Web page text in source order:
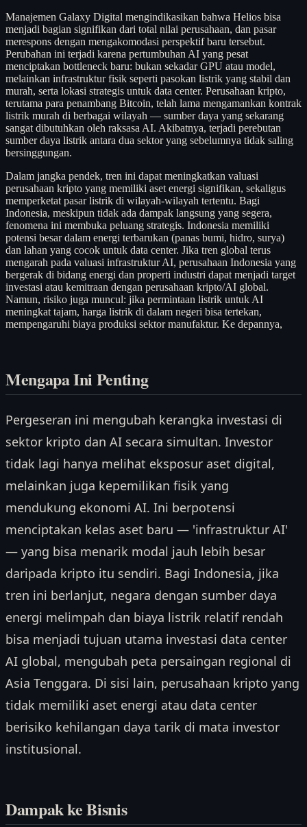
Manajemen Galaxy Digital mengindikasikan bahwa Helios bisa
menjadi bagian signifikan dari total nilai perusahaan, dan pasar
merespons dengan mengakomodasi perspektif baru tersebut.
Perubahan ini terjadi karena pertumbuhan AI yang pesat
menciptakan bottleneck baru: bukan sekadar GPU atau model,
melainkan infrastruktur fisik seperti pasokan listrik yang stabil dan
murah, serta lokasi strategis untuk data center. Perusahaan kripto,
terutama para penambang Bitcoin, telah lama mengamankan kontrak
listrik murah di berbagai wilayah — sumber daya yang sekarang
sangat dibutuhkan oleh raksasa AI. Akibatnya, terjadi perebutan
sumber daya listrik antara dua sektor yang sebelumnya tidak saling
bersinggungan.
Dalam jangka pendek, tren ini dapat meningkatkan valuasi
perusahaan kripto yang memiliki aset energi signifikan, sekaligus
memperketat pasar listrik di wilayah-wilayah tertentu. Bagi
Indonesia, meskipun tidak ada dampak langsung yang segera,
fenomena ini membuka peluang strategis. Indonesia memiliki
potensi besar dalam energi terbarukan (panas bumi, hidro, surya)
dan lahan yang cocok untuk data center. Jika tren global terus
mengarah pada valuasi infrastruktur AI, perusahaan Indonesia yang
bergerak di bidang energi dan properti industri dapat menjadi target
investasi atau kemitraan dengan perusahaan kripto/AI global.
Namun, risiko juga muncul: jika permintaan listrik untuk AI
meningkat tajam, harga listrik di dalam negeri bisa tertekan,
mempengaruhi biaya produksi sektor manufaktur. Ke depannya,
Mengapa Ini Penting
Pergeseran ini mengubah kerangka investasi di
sektor kripto dan AI secara simultan. Investor
tidak lagi hanya melihat eksposur aset digital,
melainkan juga kepemilikan fisik yang
mendukung ekonomi AI. Ini berpotensi
menciptakan kelas aset baru — 'infrastruktur AI'
— yang bisa menarik modal jauh lebih besar
daripada kripto itu sendiri. Bagi Indonesia, jika
tren ini berlanjut, negara dengan sumber daya
energi melimpah dan biaya listrik relatif rendah
bisa menjadi tujuan utama investasi data center
AI global, mengubah peta persaingan regional di
Asia Tenggara. Di sisi lain, perusahaan kripto yang
tidak memiliki aset energi atau data center
berisiko kehilangan daya tarik di mata investor
institusional.
Dampak ke Bisnis